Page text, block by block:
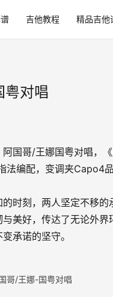
吉他教程 精品吉他
粤对唱
国哥/王娜国粤对唱，
法编配，变调夹Capo4
时刻，两人坚定不移
美好，传达了无论外
承诺的坚守。
哥/王娜-国粤对唱